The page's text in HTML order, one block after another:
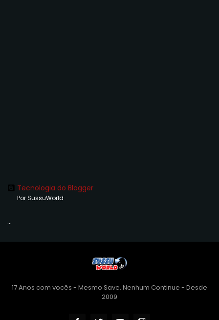
Tecnologia do Blogger
Por SussuWorld
...
17 Anos com vocês - Mesmo Save. Nenhum Continue - Desde
2009